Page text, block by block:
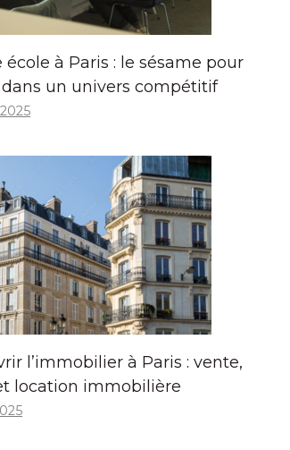
école à Paris : le sésame pour
dans un univers compétitif
l’immobilier à Paris : vente,
location immobilière